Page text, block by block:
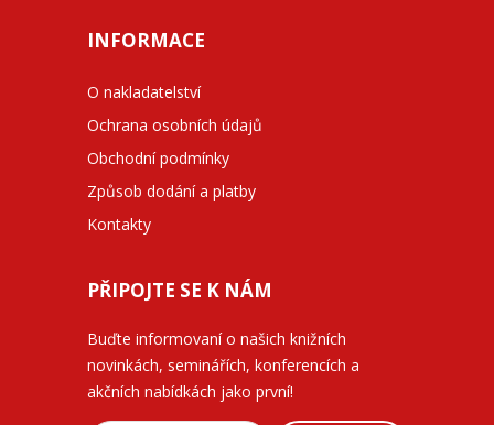
INFORMACE
O nakladatelství
Ochrana osobních údajů
Obchodní podmínky
Způsob dodání a platby
Kontakty
PŘIPOJTE SE K NÁM
Buďte informovaní o našich knižních
novinkách, seminářích, konferencích a
akčních nabídkách jako první!